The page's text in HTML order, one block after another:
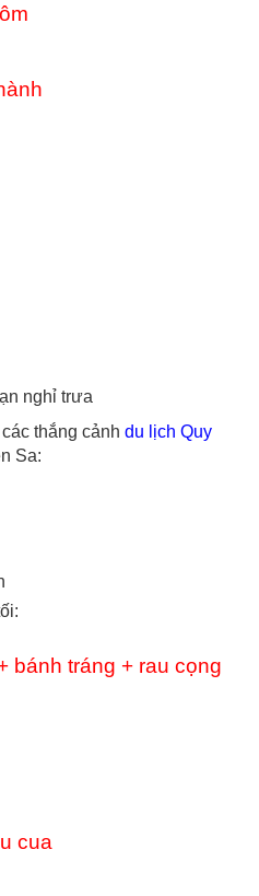
nghỉ trưa
thắng cảnh du lịch Quy
Sa:
bánh tráng + rau cọng
cua